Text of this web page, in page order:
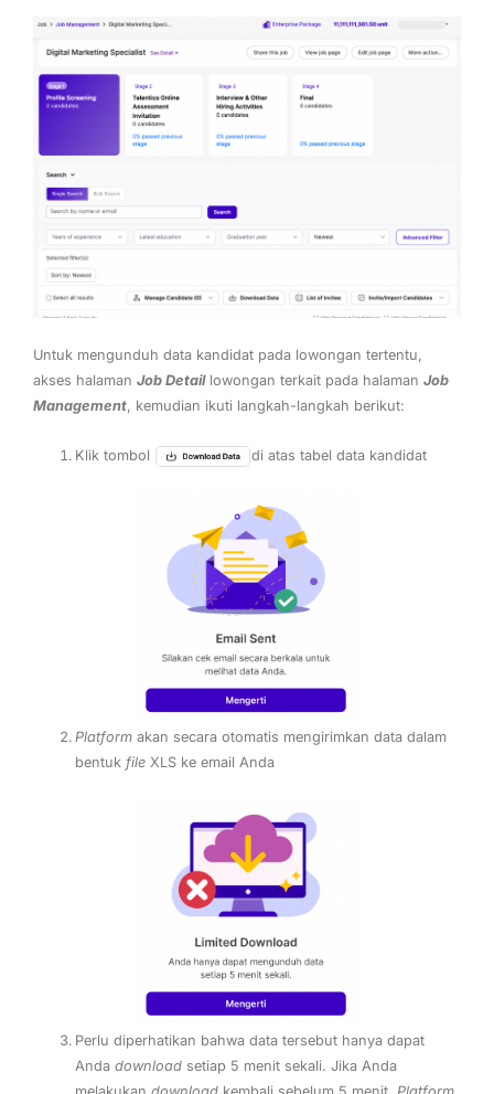
Untuk mengunduh data kandidat pada lowongan tertentu,
akses halaman Job Detaillowongan terkait pada halaman Job
Management, kemudian ikuti langkah-langkah berikut:
Klik tombol di atas tabel data kandidat
Platform akan secara otomatis mengirimkan data dalam
bentukfile XLS ke email Anda
Perlu diperhatikan bahwa data tersebut hanya dapat
Andadownload setiap 5 menit sekali. Jika Anda